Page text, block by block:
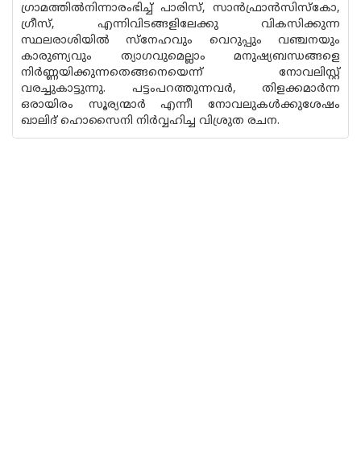
ഗ്രാമത്തില്‍നിന്നാരംഭിച്ച് പാരിസ്, സാന്‍ഫ്രാന്‍സിസ്‌കോ,
ഗ്രീസ്, എന്നിവിടങ്ങളിലേക്കു വികസിക്കുന്ന
സ്ഥലരാശിയില്‍ സ്നേഹവും വെറുപ്പും വഞ്ചനയും
കാരുണ്യവും ത്യാഗവുമെല്ലാം മനുഷ്യബന്ധങ്ങളെ
നിര്‍ണ്ണയിക്കുന്നതെങ്ങനെയെന്ന് നോവലിസ്റ്റ്
വരച്ചുകാട്ടുന്നു. പട്ടംപറത്തുന്നവര്‍, തിളക്കമാര്‍ന്ന
ഒരായിരം സൂര്യന്മാര്‍ എന്നീ നോവലുകള്‍ക്കുശേഷം
ഖാലിദ് ഹൊസൈനി നിര്‍വ്വഹിച്ച വിശ്രുത രചന.